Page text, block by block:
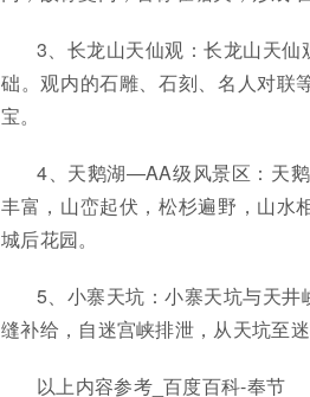
3、长龙山天仙观：长龙山天
础。观内的石雕、石刻、名人对联
宝。
4、天鹅湖—AA级风景区：天
丰富，山峦起伏，松杉遍野，山水
城后花园。
5、小寨天坑：小寨天坑与天
缝补给，自迷宫峡排泄，从天坑至
以上内容参考_百度百科-奉节